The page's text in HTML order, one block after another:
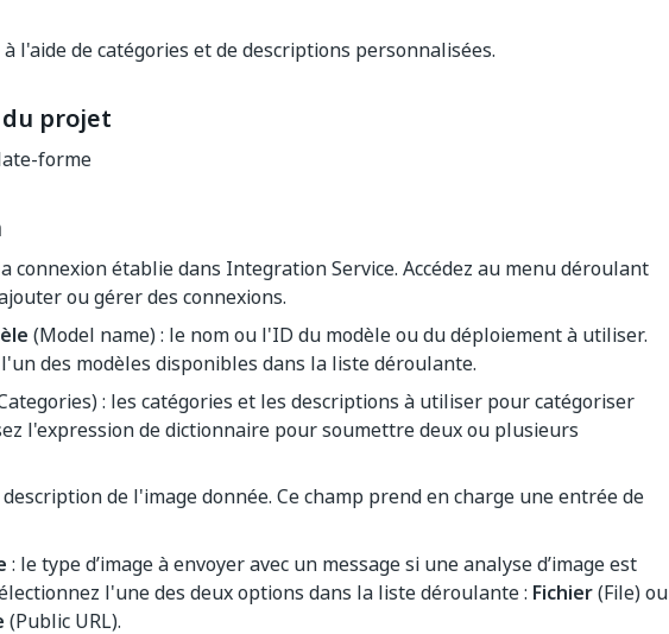
l'aide de catégories et de descriptions personnalisées.
projet
forme
connexion établie dans Integration Service. Accédez au menu déroulant
ou gérer des connexions.
(Model name) : le nom ou l'ID du modèle ou du déploiement à utiliser.
des modèles disponibles dans la liste déroulante.
: les catégories et les descriptions à utiliser pour catégoriser
l'expression de dictionnaire pour soumettre deux ou plusieurs
description de l'image donnée. Ce champ prend en charge une entrée de
: le type d’image à envoyer avec un message si une analyse d’image est
l'une des deux options dans la liste déroulante : Fichier(File) ou
(Public URL).